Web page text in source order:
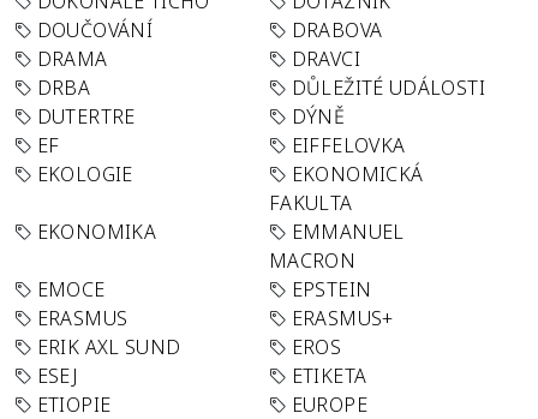
DOUČOVÁNÍ
DRABOVA
DRAMA
DRAVCI
DRBA
DŮLEŽITÉ UDÁLOSTI
DUTERTRE
DÝNĚ
EF
EIFFELOVKA
EKOLOGIE
EKONOMICKÁ
FAKULTA
EKONOMIKA
EMMANUEL
MACRON
EMOCE
EPSTEIN
ERASMUS
ERASMUS+
ERIK AXL SUND
EROS
ESEJ
ETIKETA
ETIOPIE
EUROPE